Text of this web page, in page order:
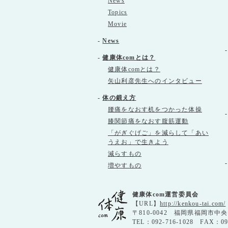
Topics
Movie
-News
-健康体comとは？
健康体comとは？
矢山利彦先生へのインタビュー
-体の鍛え方
腰痛をなおす机をつかった体操
膝関節痛をなおす腹筋運動
「がぎぐげご」を減らして「あい
うえお」で生きよう
減らすもの
増やすもの
-
-
-
健康体com運営委員会
【URL】 http://kenkou-tai.com/
〒810-0042 福岡県福岡市中
TEL：092-716-1028 FAX：